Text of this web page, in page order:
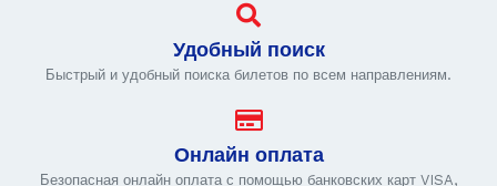
Удобный поиск
Быстрый и удобный поиска билетов по всем направлениям.
Онлайн оплата
Безопасная онлайн оплата с помощью банковских карт VISA,